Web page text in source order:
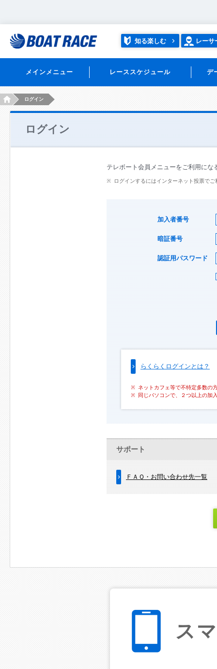
知る楽しむ レーサ
メインメニュー レーススケジュール デ
HOMEログイン
ログイン
テレボート会員メニューをご利用にな
ログインするにはインターネット投票で
加入者番号
暗証番号
認証用パスワード
らくらくログインとは？
ネットカフェ等で不特定多数の
同じパソコンで、２つ以上の加
サポート
ＦＡＱ・お問い合わせ先一覧
ス